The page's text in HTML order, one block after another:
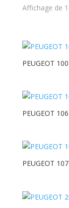
Affichage de
PEUGEOT
PEUGEOT
PEUGEOT